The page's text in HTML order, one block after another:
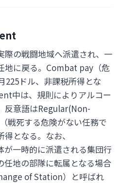
際の戦闘地域へ派遣され、一
地に戻る。Combat pay（危
225ドル、非課税所得とな
中は、規則によりアルコー
反意語はRegular(Non-
死する危険がない任務で
となる。なお、
一時的に派遣される集団行
任地の部隊に転属となる場合
of Station）と呼ばれ